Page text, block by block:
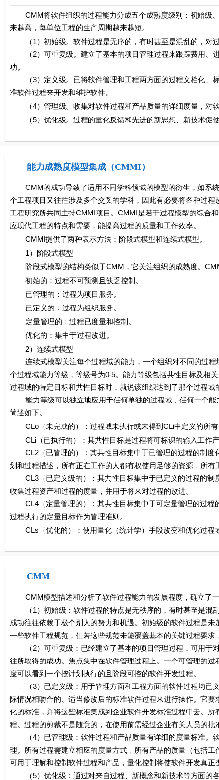
CMM将软件组织的过程能力分成五个成熟度级别：初始级、
来越高，每单位工程的生产周期越来越短。
（1）初始级。软件过程是无序的，有时甚至是混乱的，对
（2）可重复级。建立了基本的项目管理过程来跟踪费用、
功。
（3）定义级。已将软件管理和工程两方面的过程文档化、
准软件过程来开发和维护软件。
（4）管理级。收集对软件过程和产品质量的详细度量，对
（5）优化级。过程的量化反馈和先进的新思想、新技术促
能力成熟度模型集成（CMMI）
CMM的成功导致了适用不同学科领域的模型的衍生，如系统
个工程项目又往往涉及多个交叉的学科，因此有必要将各种过
工程研究所共同主持CMMI项目。CMMI是若干过程模型的综合
应现代工程的特点和需要，能提高过程的质量和工作效率。
CMMI提供了两种表示方法：阶段式模型和连续式模型。
1）阶段式模型
阶段式模型的结构类似于CMM，它关注组织的成熟度。
初始的：过程不可预测且缺乏控制。
已管理的：过程为项目服务。
已定义的：过程为组织服务。
定量管理的：过程已度量和控制。
优化的：集中于过程改进。
2）连续式模型
连续式模型关注每个过程域的能力，一个组织对不同的过程
个过程域能力等级，等级号为0-5。能力等级包括共性目标及相
过程域的特定目标和共性目标时，就说该组织达到了那个过程域
能力等级可以独立地应用于任何单独的过程域，任何一个能
简述如下。
CLo（未完成的）：过程域未执行或未得到CLi中定义的所有
CLi（已执行的）：其共性目标是过程将可标识的输入工作
CL2（已管理的）：其共性目标集中于已管理的过程的制度
划和过程描述，所有正在工作的人都有权使用足够的资源，所
CL3（已定义级的）：其共性目标集中于已定义的过程的制
收集过程资产和过程的度量，并用于将来对过程的改进。
CL4（定量管理的）：其共性目标集中于可定量管理的过程
过程执行的定量目标作为管理准则。
CLs（优化的）：使用量化（统计学）手段改变和优化过程
CMM
CMM模型描述和分析了软件过程能力的发展程度，确立了一
（1）初始级：软件过程的特点是无秩序的，有时甚至是混
成功往往依赖于极个别人的努力和机遇。初始级的软件过程是
一些软件工程规范，但若这些规范未能覆盖基本的关键过程要
（2）可重复级：已经建立了基本的项目管理过程，可用于
往所取得的成功。焦点集中在软件管理过程上。一个可管理的
度可以看到一个按计划执行的且阶段可控的软件开发过程。
（3）已定义级：用于管理方面和工程方面的软件过程均已
际情况相吻合的、适当修改后的标准软件过程来进行操作。它
化的标准，并将这些标准集成到企业软件开发标准过程中去。
程。过程的剪裁不是随意的，在使用前需经过企业有关人员的批
（4）已管理级：软件过程和产品质量有详细的度量标准。
理。所有过程需建立相应的度量方式，所有产品的质量（包括
可用于理解和控制软件过程和产品，量化控制将使软件开发真正
（5）优化级：通过对来自过程、新概念和新技术等方面的